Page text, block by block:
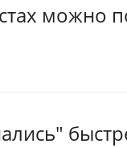
можно